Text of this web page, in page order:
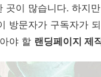
곳이 많습니다. 하지
방문자가 구독자가
야 할 랜딩페이지 제